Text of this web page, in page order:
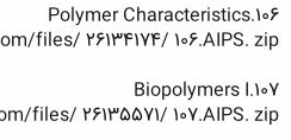
106.Polymer Characteristics
files/ 26134174/ 106.AIPS. zip
107.Biopolymers I
files/ 26135571/ 107.AIPS. zip